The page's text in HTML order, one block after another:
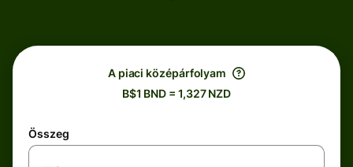
A piaci középárfolyam
B$1 BND = 1,327 NZD
Összeg